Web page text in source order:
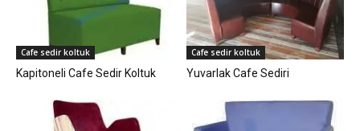
Cafe sedir koltuk
Kapitoneli Cafe Sedir Koltuk
Cafe sedir koltuk
Yuvarlak Cafe Sediri